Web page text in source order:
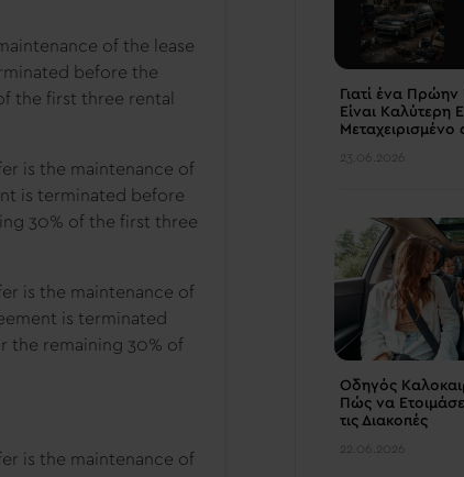
of the lease
before the
the first three rental
is the maintenance of
is terminated before
30% of the first three
is the maintenance of
is terminated
the remaining 30% of
is the maintenance of
Γιατί ένα
Είναι Καλύτερη
Μεταχειρισμένο
23.06.2026
Οδηγός
Πώς να
τις Διακοπές
22.06.2026